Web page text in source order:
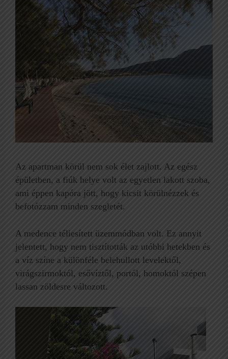
Az apartman körül nem sok élet zajlott. Az egész
épületben, a fiúk helye volt az egyetlen lakott szoba,
ami éppen kapóra jött, hogy kicsit körülnézzek és
befotózzam minden szegletét.
A medence téliesített üzemmódban volt. Ez annyit
jelentett, hogy nem tisztították az utóbbi hetekben és
a víz színe a különféle belehullott levelektől,
virágszirmoktól, esővíztől, portól, homoktól szépen
lassan zöldesre változott.